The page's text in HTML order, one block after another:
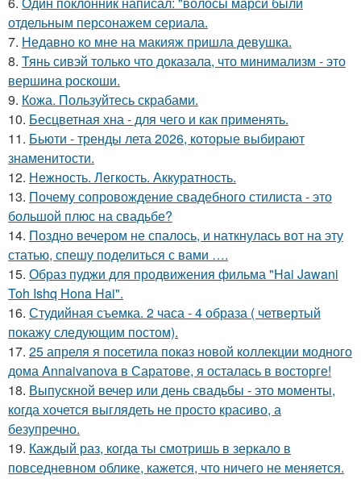
отдельным персонажем сериала.
7. Недавно ко мне на макияж пришла девушка.
8. Тянь сивэй только что доказала, что минимализм - это
вершина роскоши.
9. Кожа. Пользуйтесь скрабами.
10. Бесцветная хна - для чего и как применять.
11. Бьюти - тренды лета 2026, которые выбирают
знаменитости.
12. Нежность. Легкость. Аккуратность.
13. Почему сопровождение свадебного стилиста - это
большой плюс на свадьбе?
14. Поздно вечером не спалось, и наткнулась вот на эту
статью, спешу поделиться с вами ….
15. Образ пуджи для продвижения фильма "Hai Jawani
Toh Ishq Hona Hai".
16. Студийная съемка. 2 часа - 4 образа ( четвертый
покажу следующим постом).
17. 25 апреля я посетила показ новой коллекции модного
дома Annaivanova в Саратове, я осталась в восторге!
18. Выпускной вечер или день свадьбы - это моменты,
когда хочется выглядеть не просто красиво, а
безупречно.
19. Каждый раз, когда ты смотришь в зеркало в
повседневном облике, кажется, что ничего не меняется.